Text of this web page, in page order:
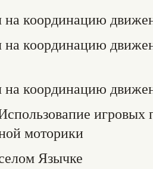
координацию
координацию
координацию
игровых
моторики
Язычке